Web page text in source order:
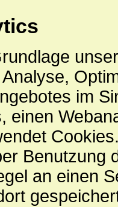
im
einen
Benutzung
an einen